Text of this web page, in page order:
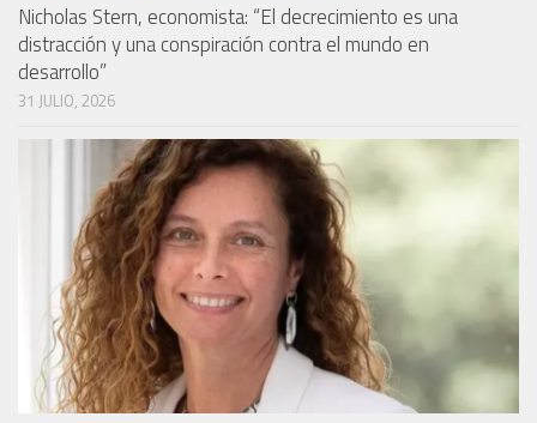
Nicholas Stern, economista: “El decrecimiento es una
distracción y una conspiración contra el mundo en
desarrollo”
31 JULIO, 2026